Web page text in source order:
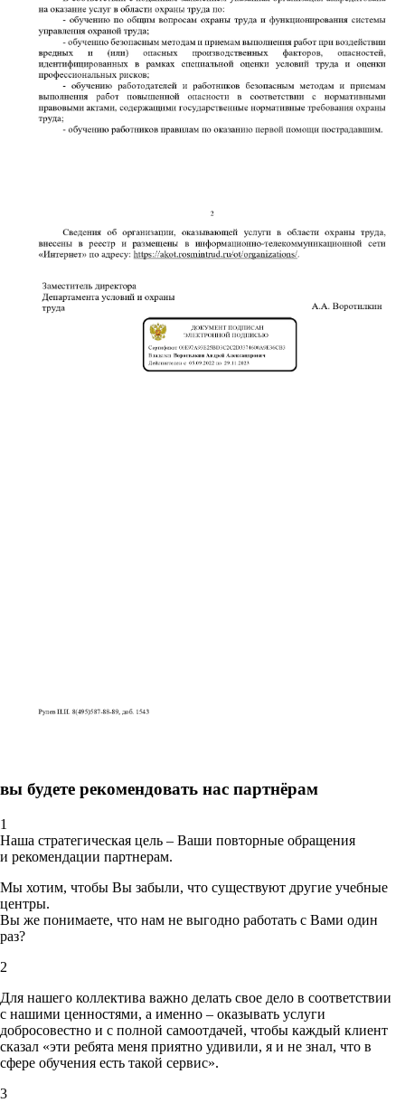
вы будете рекомендовать нас партнёрам
1
Наша стратегическая цель – Ваши повторные обращения
и рекомендации партнерам.
Мы хотим, чтобы Вы забыли, что существуют другие учебные
центры.
Вы же понимаете, что нам не выгодно работать с Вами один
раз?
2
Для нашего коллектива важно делать свое дело в соответствии
с нашими ценностями, а именно – оказывать услуги
добросовестно и с полной самоотдачей, чтобы каждый клиент
сказал «эти ребята меня приятно удивили, я и не знал, что в
сфере обучения есть такой сервис».
3